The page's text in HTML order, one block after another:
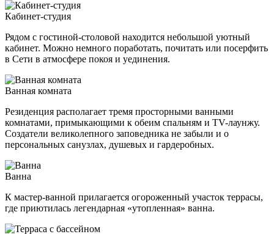
Кабинет-студия
Рядом с гостиной-столовой находится небольшой уютный
кабинет. Можно немного поработать, почитать или посерфить
в Сети в атмосфере покоя и уединения.
Ванная комната
Резиденция располагает тремя просторными ванными
комнатами, примыкающими к обеим спальням и TV-лаунжу.
Создатели великолепного заповедника не забыли и о
персональных санузлах, душевых и гардеробных.
Ванна
К мастер-ванной прилагается огороженный участок террасы,
где приютилась легендарная «утопленная» ванна.